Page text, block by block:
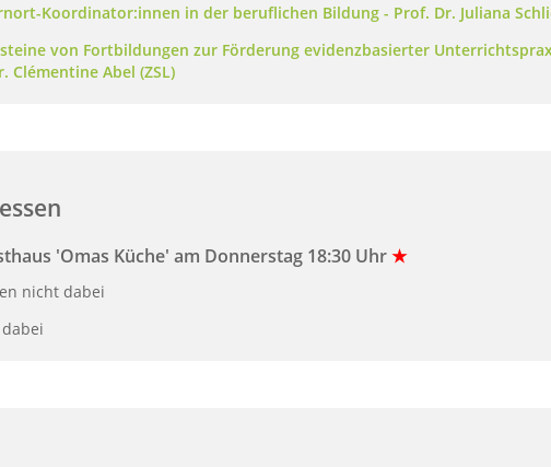
Koordinator:innen in der beruflichen Bildung - Prof. Dr. Juliana
von Fortbildungen zur Förderung evidenzbasierter
Clémentine Abel (ZSL)
'Omas Küche' am Donnerstag 18:30 Uhr★
nicht dabei